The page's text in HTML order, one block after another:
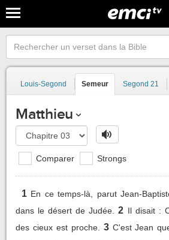
Louis-Segond Semeur Segond 21
Matthieu
Comparer Strongs
1 En ce temps-là, parut Jean-
dans le désert de Judée.
2 Il disait :
des cieux est proche.
3 C'est Jean